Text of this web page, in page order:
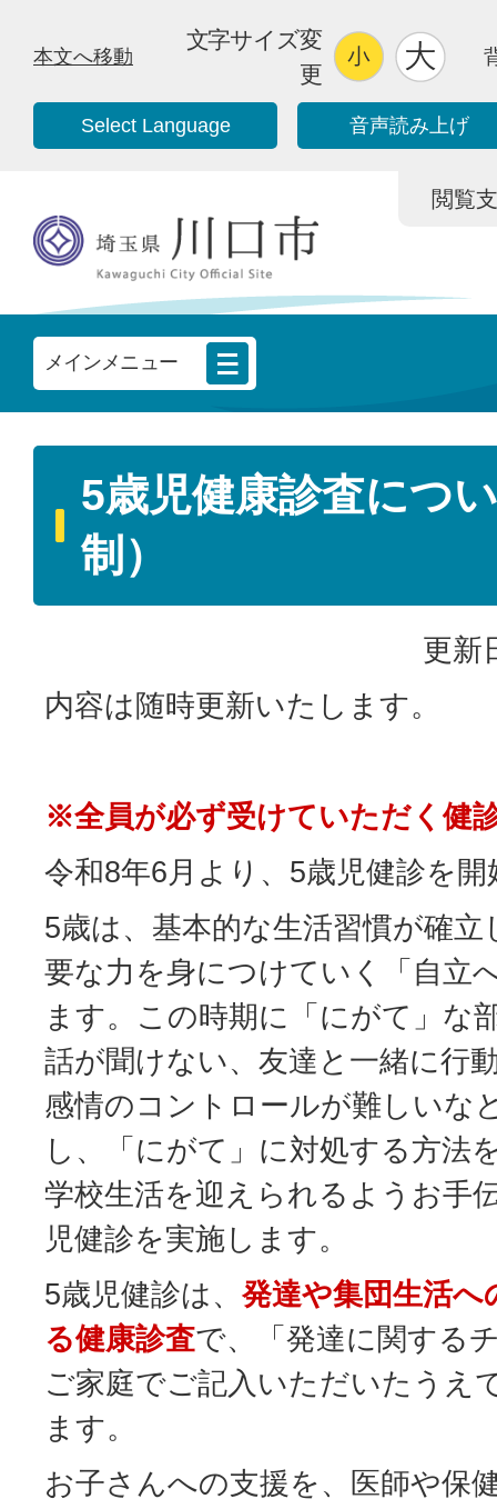
本文へ移動
文字サイズ変
更
Select Language 音声読み上げ
閲覧
メインメニュー
5歳児健康診査につ
制）
更新
内容は随時更新いたします。
※全員が必ず受けていただく健
令和8年6月より、5歳児健診を
5歳は、基本的な生活習慣が確立
要な力を身につけていく「自立
ます。この時期に「にがて」な
話が聞けない、友達と一緒に行
感情のコントロールが難しいな
し、「にがて」に対処する方法
学校生活を迎えられるようお手
児健診を実施します。
5歳児健診は、 発達や集団生活へ
る健康診査で、「発達に関する
ご家庭でご記入いただいたうえ
ます。
お子さんへの支援を、医師や保